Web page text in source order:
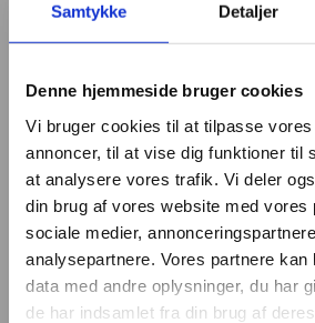
Samtykke Detaljer
Denne hjemmeside bruger cookies
Vi bruger cookies til at tilpasse vores
annoncer, til at vise dig funktioner til
at analysere vores trafik. Vi deler
din brug af vores website med vores
sociale medier,
analysepartnere. Vores partnere kan
data med andre oplysninger, du har
de har indsamlet fra din brug af